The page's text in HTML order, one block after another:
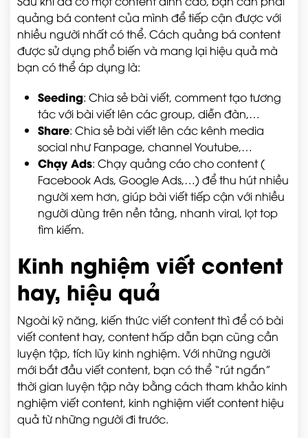
quảng bá content của mình để tiếp cận được với
nhiều người nhất có thể. Cách quảng bá content
được sử dụng phổ biến và mang lại hiệu quả mà
bạn có thể áp dụng là:
Seeding: Chia sẻ bài viết, comment tạo tương
tác với bài viết lên các group, diễn đàn,…
Share: Chia sẻ bài viết lên các kênh media
social như Fanpage, channel Youtube,…
Chạy Ads: Chạy quảng cáo cho content (
Facebook Ads, Google Ads,…) để thu hút nhiều
người xem hơn, giúp bài viết tiếp cận với nhiều
người dùng trên nền tảng, nhanh viral, lọt top
tìm kiếm.
Kinh nghiệm viết content
hay, hiệu quả
Ngoài kỹ năng, kiến thức viết content thì để có bài
viết content hay, content hấp dẫn bạn cũng cần
luyện tập, tích lũy kinh nghiệm. Với những người
mới bắt đầu viết content, bạn có thể “rút ngắn”
thời gian luyện tập này bằng cách tham khảo kinh
nghiệm viết content, kinh nghiệm viết content hiệu
quả từ những người đi trước.